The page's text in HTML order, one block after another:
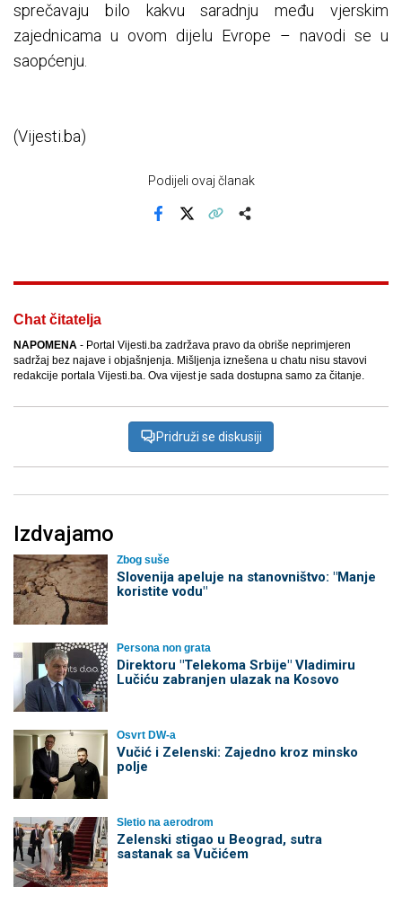
sprečavaju bilo kakvu saradnju među vjerskim
zajednicama u ovom dijelu Evrope – navodi se u
saopćenju.
(Vijesti.ba)
Podijeli ovaj članak
Chat čitatelja
NAPOMENA - Portal Vijesti.ba zadržava pravo da obriše neprimjeren
sadržaj bez najave i objašnjenja. Mišljenja iznešena u chatu nisu stavovi
redakcije portala Vijesti.ba. Ova vijest je sada dostupna samo za čitanje.
Pridruži se diskusiji
Izdvajamo
Zbog suše
Slovenija apeluje na stanovništvo: "Manje
koristite vodu"
Persona non grata
Direktoru "Telekoma Srbije" Vladimiru
Lučiću zabranjen ulazak na Kosovo
Osvrt DW-a
Vučić i Zelenski: Zajedno kroz minsko
polje
Sletio na aerodrom
Zelenski stigao u Beograd, sutra
sastanak sa Vučićem